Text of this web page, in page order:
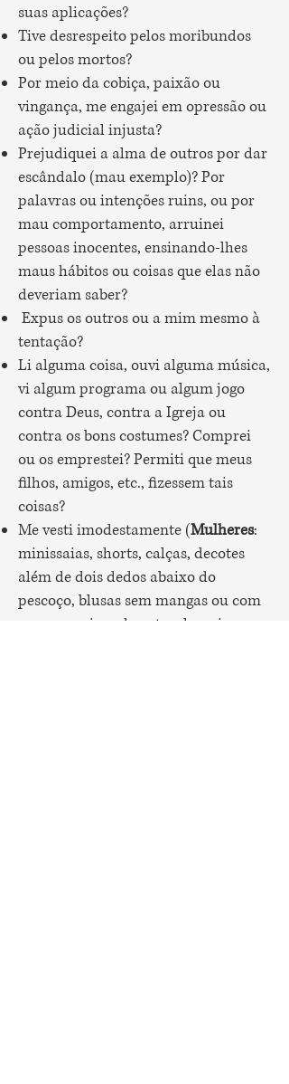
suas aplicações?
Tive desrespeito pelos moribundos
ou pelos mortos?
Por meio da cobiça, paixão ou
vingança, me engajei em opressão ou
ação judicial injusta?
Prejudiquei a alma de outros por dar
escândalo (mau exemplo)? Por
palavras ou intenções ruins, ou por
mau comportamento, arruinei
pessoas inocentes, ensinando-lhes
maus hábitos ou coisas que elas não
deveriam saber?
Expus os outros ou a mim mesmo à
tentação?
Li alguma coisa, ouvi alguma música,
vi algum programa ou algum jogo
contra Deus, contra a Igreja ou
contra os bons costumes? Comprei
ou os emprestei? Permiti que meus
filhos, amigos, etc., fizessem tais
coisas?
Me vesti imodestamente (Mulheres:
minissaias, shorts, calças, decotes
além de dois dedos abaixo do
pescoço, blusas sem mangas ou com
mangas acima do cotovelo, saias que